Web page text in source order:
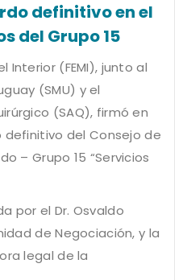
definitivo en el
del Grupo 15
Interior (FEMI), junto al
(SMU) y el
(SAQ), firmó en
del Consejo de
– Grupo 15 “Servicios
por el Dr. Osvaldo
de Negociación, y la
legal de la